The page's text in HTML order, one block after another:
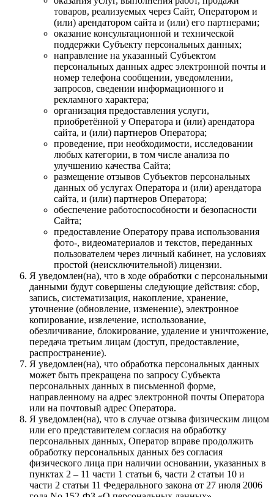
товаров, реализуемых через Сайт, Оператором и
(или) арендатором сайта и (или) его партнерами;
оказание консультационной и технической
поддержки Субъекту персональных данных;
направление на указанный Субъектом
персональных данных адрес электронной почты и
номер телефона сообщении, уведомлении,
запросов, сведении информационного и
рекламного характера;
организация предоставления услуги,
приобретённой у Оператора и (или) арендатора
сайта, и (или) партнеров Оператора;
проведение, при необходимости, исследовании
любых категории, в том числе анализа по
улучшению качества Сайта;
размещение отзывов Субъектов персональных
данных об услугах Оператора и (или) арендатора
сайта, и (или) партнеров Оператора;
обеспечение работоспособности и безопасности
Сайта;
предоставление Оператору права использования
фото-, видеоматериалов и текстов, переданных
пользователем через личный кабинет, на условиях
простой (неисключительной) лицензии.
Я уведомлен(на), что в ходе обработки с персональными
данными будут совершены следующие действия: сбор,
запись, систематизация, накопление, хранение,
уточнение (обновление, изменение), электронное
копирование, извлечение, использование,
обезличивание, блокирование, удаление и уничтожение,
передача третьим лицам (доступ, предоставление,
распространение).
Я уведомлен(на), что обработка персональных данных
может быть прекращена по запросу Субъекта
персональных данных в письменной форме,
направленному на адрес электронной почты Оператора
или на почтовый адрес Оператора.
Я уведомлен(на), что в случае отзыва физическим лицом
или его представителем согласия на обработку
персональных данных, Оператор вправе продолжить
обработку персональных данных без согласия
физического лица при наличии основании, указанных в
пунктах 2 – 11 части 1 статьи 6, части 2 статьи 10 и
части 2 статьи 11 Федерального закона от 27 июля 2006